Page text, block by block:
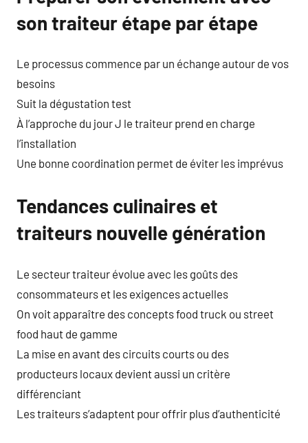
son traiteur étape par étape
Le processus commence par un échange autour de vos
besoins
Suit la dégustation test
À l’approche du jour J le traiteur prend en charge
l’installation
Une bonne coordination permet de éviter les imprévus
Tendances culinaires et
traiteurs nouvelle génération
Le secteur traiteur évolue avec les goûts des
consommateurs et les exigences actuelles
On voit apparaître des concepts food truck ou street
food haut de gamme
La mise en avant des circuits courts ou des
producteurs locaux devient aussi un critère
différenciant
Les traiteurs s’adaptent pour offrir plus d’authenticité